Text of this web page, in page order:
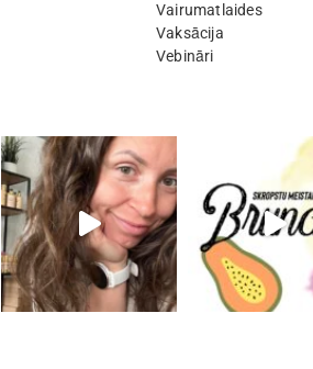
Vairumatlaides
Vaksācija
Vebināri